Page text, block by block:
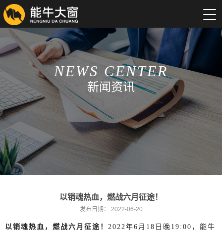
NEWS CENTER
新闻资讯
以销魂热血，燃战六月征途！
发布日期： 2022-06-20
以销魂热血，燃战六月征途！ 2022年6月18日晚19:00，能牛